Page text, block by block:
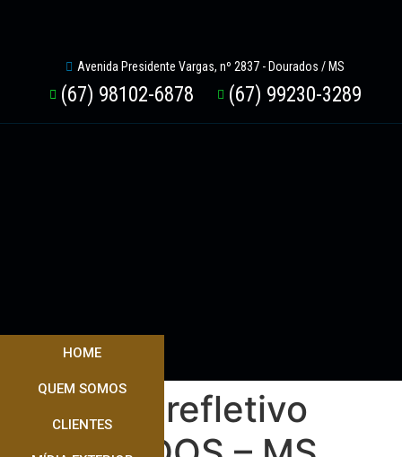
Avenida Presidente Vargas, nº 2837 - Dourados / MS
(67) 98102-6878 (67) 99230-3289
HOME
QUEM SOMOS
CLIENTES
Adesivo refletivo